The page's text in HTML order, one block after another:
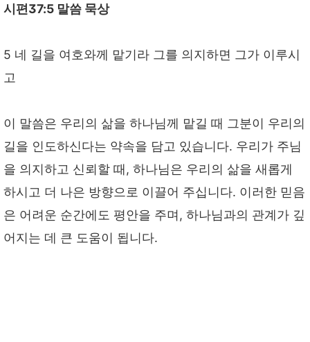
시편37:5 말씀 묵상
5 네 길을 여호와께 맡기라 그를 의지하면 그가 이루시
고
이 말씀은 우리의 삶을 하나님께 맡길 때 그분이 우리의
길을 인도하신다는 약속을 담고 있습니다. 우리가 주님
을 의지하고 신뢰할 때, 하나님은 우리의 삶을 새롭게
하시고 더 나은 방향으로 이끌어 주십니다. 이러한 믿음
은 어려운 순간에도 평안을 주며, 하나님과의 관계가 깊
어지는 데 큰 도움이 됩니다.